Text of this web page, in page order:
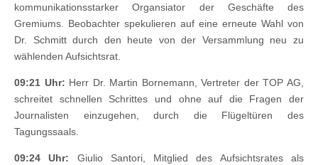
kommunikationsstarker Organsiator der Geschäfte des
Gremiums. Beobachter spekulieren auf eine erneute Wahl von
Dr. Schmitt durch den heute von der Versammlung neu zu
wählenden Aufsichtsrat.
09:21 Uhr: Herr Dr. Martin Bornemann, Vertreter der TOP AG,
schreitet schnellen Schrittes und ohne auf die Fragen der
Journalisten einzugehen, durch die Flügeltüren des
Tagungssaals.
09:24 Uhr: Giulio Santori, Mitglied des Aufsichtsrates als